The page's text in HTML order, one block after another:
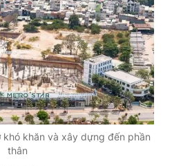
khăn và xây dựng đến phần
thân